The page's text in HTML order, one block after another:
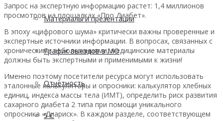
Материалы и презентации
График выездов в МО
Отчетность
5 С
Запрос на экспертную информацию растет: 1,4 миллионов
просмотров на площадках «Про Диабет».
В эпоху «цифрового шума» критически важны проверенные и
экспертные источники информации. В вопросах, связанных с
хроническими заболеваниями, медицинские материалы
должны быть экспертными и применимыми к жизни!
Именно поэтому посетители ресурса могут использовать
эталонные калькуляторы и опросники: калькулятор хлебных
единиц, индекса массы тела (ИМТ), определить риск развития
сахарного диабета 2 типа при помощи уникального
опросника «Диариск». В каждом разделе, соответствующем